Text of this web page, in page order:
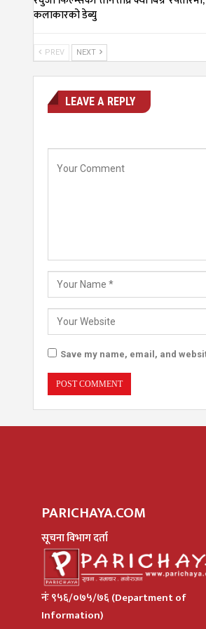
कलाकारको डेब्यु
PREV NEXT
LEAVE A REPLY
Save my name, email, and
PARICHAYA.COM
सूचना विभाग दर्ता
नंः ९५६/०७५/७६ (Department of
Information)